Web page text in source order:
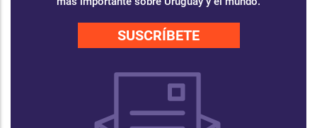
SUSCRÍBETE